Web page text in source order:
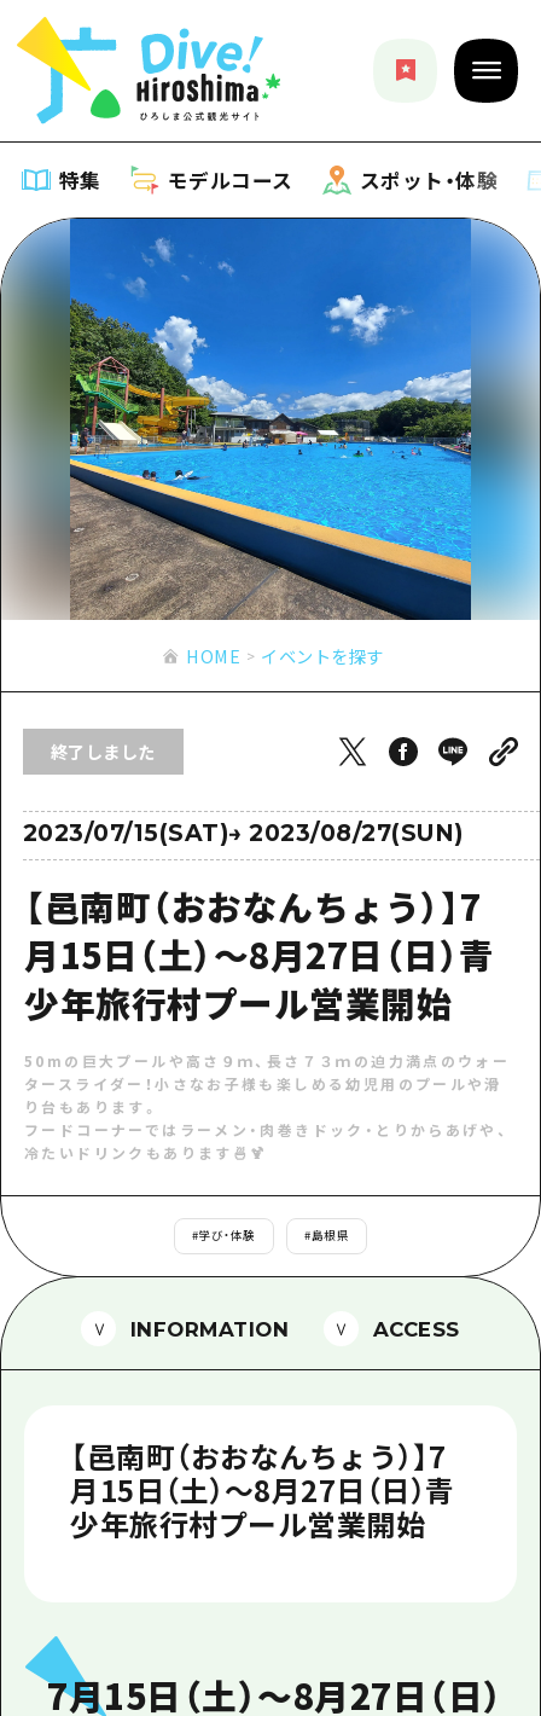
特集 モデルコース スポット・体験
特集
特集一覧
おすすめ
アート
イベント・祭り
グルメ・酒
サイクリング
ショッピング
ナイトライフ
世界遺産
学び・体験
歴史・文化
癒し
自然
モデルコース
モデルコース一覧
Dive! Hiroshima 公式ガイド
広島もしもトラベル
あたらしい非日常
広島市周辺
安芸
備後
宮島周辺
山口県東部
弾丸
日帰り
1泊2日
2泊3日
スポット・体験
スポット・体験一覧
広島市周辺
安芸
備後
備北
宮島周辺
山口県東部
愛媛県
島根県
イベント
旬情報
お役立ち情報
アクセス
二次交通まとめ
施設の混雑状況のお知らせ
手荷物預かり・配送サービス
広島おもてなしパス
HIROSHIMA FREE Wi-Fi
観光案内所
広島県を訪れる外国人旅行者向け情報一
ボランティアガイド
ユニバーサルツーリズム
広島県の魅力を動画でご紹介！
よくあるご質問
フォトダウンロード
関連リンク
HOME
お問い合わせ
事業者・学校関係者の皆さま
HOME イベントを探す
終了しました
2023/07/15(SAT)→2023/08/27(SUN)
【邑南町（おおなんちょう）】7
月15日（土）～8月27日（日）青
少年旅行村プール営業開始
50mの巨大プールや高さ９ｍ、長さ７３ｍの迫力満点のウォー
タースライダー！小さなお子様も楽しめる幼児用のプールや滑
り台もあります。
フードコーナーではラーメン・肉巻きドック・とりからあげや、
冷たいドリンクもあります🍜🍹
#学び・体験 #島根県
INFORMATION ACCESS
【邑南町（おおなんちょう）】7
月15日（土）～8月27日（日）青
少年旅行村プール営業開始
7月15日（土）～8月27日（日）